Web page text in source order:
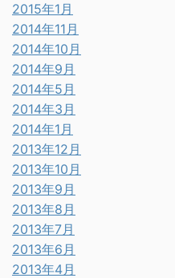
2015年1月
2014年11月
2014年10月
2014年9月
2014年5月
2014年3月
2014年1月
2013年12月
2013年10月
2013年9月
2013年8月
2013年7月
2013年6月
2013年4月